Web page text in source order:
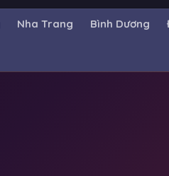
Nha Trang Bình Dương